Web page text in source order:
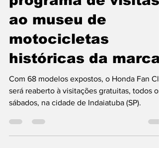
Moto Premium
Honda reabre
programa de visitas
ao museu de
motocicletas
históricas da marca